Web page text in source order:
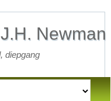
Newman
diepgang